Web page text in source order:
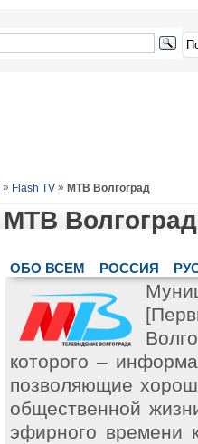
» Flash TV » МТВ Волгоград
МТВ Волгоград
ОБО ВСЕМ РОССИЯ
которого –
позволяющие
общественной
эфирного времени